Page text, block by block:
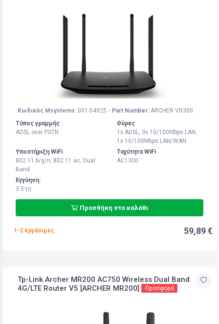
Κωδικός Msystems: 001-54925 - Part Number: ARCHER VR300
Τύπος γραμμής
ADSL over PSTN
Θύρες
1x ADSL, 3x 10/100Mbps LAN,
1x 10/100Mbps LAN/WAN
Υποστήριξη WiFi
802.11 b/g/n, 802.11 ac, Dual
Band
Ταχύτητα WiFi
AC1300
Εγγύηση:
3 Έτη
Προσθήκη στο καλάθι
1-2 εργάσιμες 59,89 €
Tp-Link Archer MR200 AC750 Wireless Dual Band
4G/LTE Router V5 [ARCHER MR200]
Προσφορά